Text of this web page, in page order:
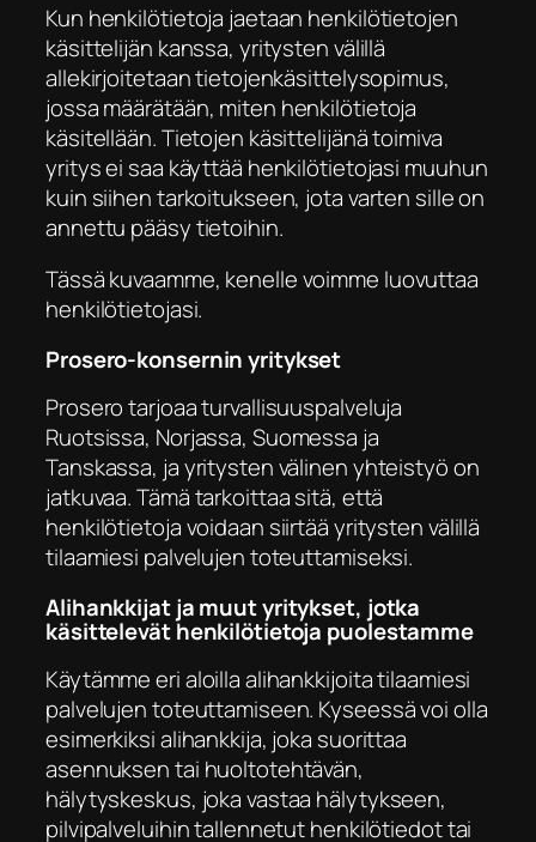
Kun henkilötietoja jaetaan henkilötietojen
käsittelijän kanssa, yritysten välillä
allekirjoitetaan tietojenkäsittelysopimus,
jossa määrätään, miten henkilötietoja
käsitellään. Tietojen käsittelijänä toimiva
yritys ei saa käyttää henkilötietojasi muuhun
kuin siihen tarkoitukseen, jota varten sille on
annettu pääsy tietoihin.
Tässä kuvaamme, kenelle voimme luovuttaa
henkilötietojasi.
Prosero-konsernin yritykset
Prosero tarjoaa turvallisuuspalveluja
Ruotsissa, Norjassa, Suomessa ja
Tanskassa, ja yritysten välinen yhteistyö on
jatkuvaa. Tämä tarkoittaa sitä, että
henkilötietoja voidaan siirtää yritysten välillä
tilaamiesi palvelujen toteuttamiseksi.
Alihankkijat ja muut yritykset, jotka
käsittelevät henkilötietoja puolestamme
Käytämme eri aloilla alihankkijoita tilaamiesi
palvelujen toteuttamiseen. Kyseessä voi olla
esimerkiksi alihankkija, joka suorittaa
asennuksen tai huoltotehtävän,
hälytyskeskus, joka vastaa hälytykseen,
pilvipalveluihin tallennetut henkilötiedot tai